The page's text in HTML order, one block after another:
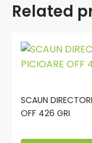
4151
Related
SCAUN
OFF 426 GRI